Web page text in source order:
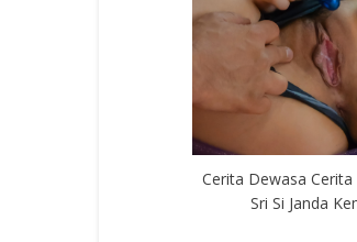
Cerita Dewasa
Sri Si Janda